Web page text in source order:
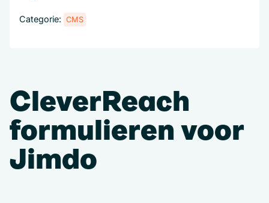
CleverReach
formulieren voor
Jimdo
Categorie: CMS